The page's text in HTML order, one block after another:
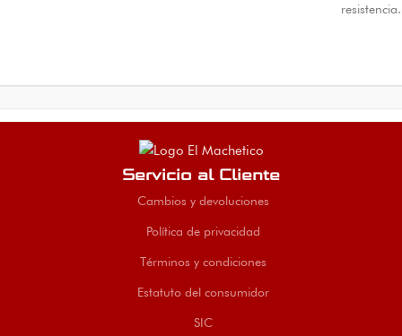
Servicio al Cliente
Cambios y devoluciones
Política de privacidad
Términos y condiciones
Estatuto del consumidor
SIC